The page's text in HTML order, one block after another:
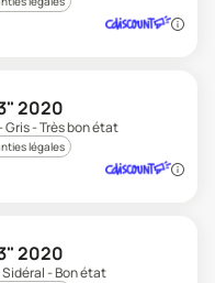
2020
Gris - Très bon état
légales
2020
Sidéral - Bon état